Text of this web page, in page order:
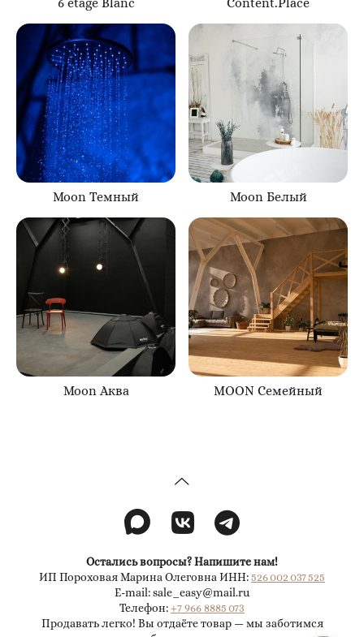
Moon Темный Moon Белый
Moon Аква MOON Семейный
Остались вопросы? Напишите нам!
ИП Пороховая Марина Олеговна ИНН:526 002 037 525
E-mail: sale_easy@mail.ru
Телефон:+7 966 8885 073
Продавать легко! Вы отдаёте товар — мы заботимся